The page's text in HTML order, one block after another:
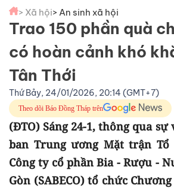
> Xã hội> An sinh xã hội
Trao 150 phần quà
có hoàn cảnh khó
Tân Thới
Thứ Bảy, 24/01/2026, 20:14 (GMT+7)
Theo dõi Báo Đồng Tháp trên
(ĐTO) Sáng 24-1, thông qua sự
ban Trung ương Mặt trận Tổ
Công ty cổ phần Bia - Rượu -
Gòn (SABECO) tổ chức